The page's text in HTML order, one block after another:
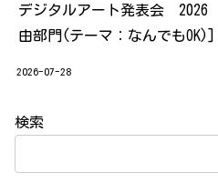
デジタルアート発表会
由部門(テーマ：なんでもOK)]
2026-07-28
検索